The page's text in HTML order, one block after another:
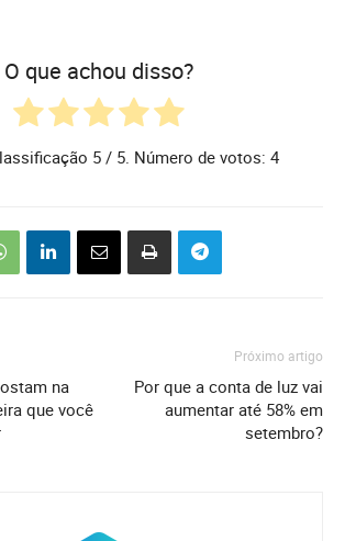
O que achou disso?
5 / 5. Número de votos: 4
na
que você
Próximo artigo
Por que a conta de luz vai
aumentar até 58% em
setembro?